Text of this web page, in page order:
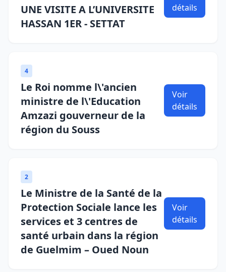
UNE VISITE A L’UNIVERSITE
HASSAN 1ER - SETTAT
détails
4
Le Roi nomme l\'ancien
ministre de l\'Education
Amzazi gouverneur de la
région du Souss
Voir
détails
2
Le Ministre de la Santé de la
Protection Sociale lance les
services et 3 centres de
santé urbain dans la région
de Guelmim – Oued Noun
Voir
détails